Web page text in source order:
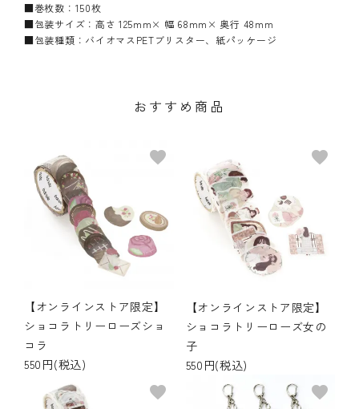
■巻枚数：150枚
■包装サイズ：高さ 125mm× 幅 68mm× 奥行 48mm
■包装種類：バイオマスPETブリスター、紙パッケージ
おすすめ商品
【オンラインストア限定】
ショコラトリーローズショ
コラ
550円(税込)
favorite
【オンラインストア限定】
ショコラトリーローズ女の
子
550円(税込)
favorite
favorite favorite